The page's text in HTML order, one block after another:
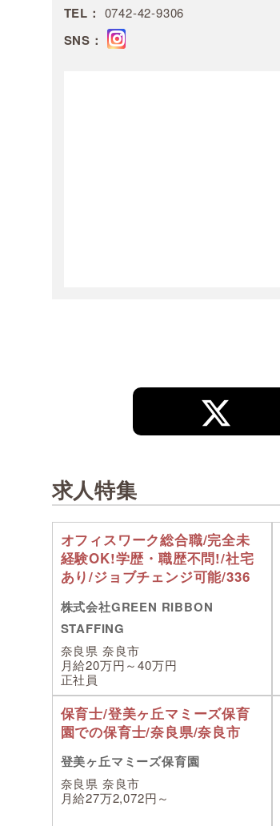
TEL： 0742-42-9306
SNS：
求人特集
オフィスワーク総合職/完全未
経験OK!学歴・職歴不問!/社宅
あり/ジョブチェンジ可能/336
株式会社GREEN RIBBON
STAFFING
奈良県 奈良市
月給20万円～40万円
正社員
保育士/登美ヶ丘マミーズ保育
園での保育士/奈良県/奈良市
登美ヶ丘マミーズ保育園
奈良県 奈良市
月給27万2,072円～